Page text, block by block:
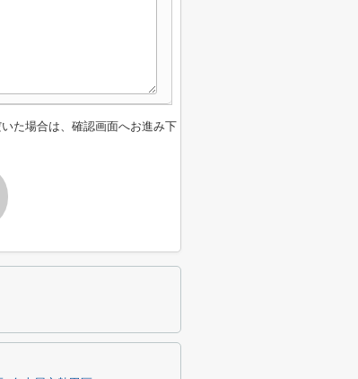
た場合は、確認画面へお進み下